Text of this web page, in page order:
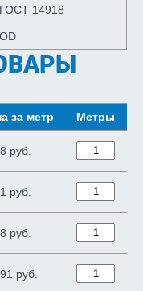
ГОСТ 14918
OD
за метр Метры
руб.
руб.
руб.
руб.